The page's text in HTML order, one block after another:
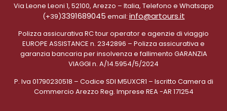
Via Leone Leoni 1, 52100, Arezzo – Italia, Telefono e Whatsapp
(+39)3391689045 email: info@artours.it
Polizza assicurativa RC tour operator e agenzie di viaggio
EUROPE ASSISTANCE n. 2342896 – Polizza assicurativa e
garanzia bancaria per insolvenza e fallimento GARANZIA
VIAGGI n. A/14.5954/5/2024
P. Iva 01790230518 – Codice SDI M5UXCR1 – Iscritto Camera di
Commercio Arezzo Reg. Imprese REA -AR 171254